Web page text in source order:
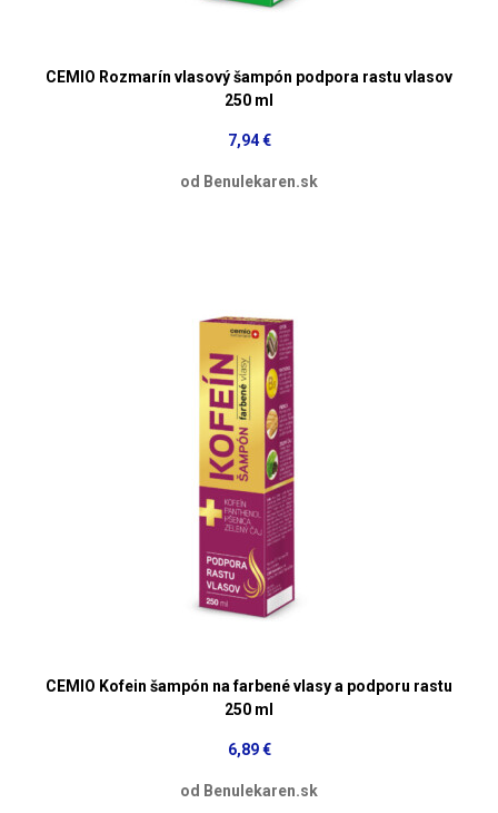
CEMIO Rozmarín vlasový šampón podpora rastu vlasov
250 ml
7,94 €
od Benulekaren.sk
CEMIO Kofein šampón na farbené vlasy a podporu rastu
250 ml
6,89 €
od Benulekaren.sk